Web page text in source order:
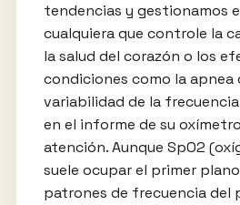
tendencias y gestionamos
cualquiera que controle la
la salud del corazón o los
condiciones como la apnea
variabilidad de la frecuencia
en el informe de su
atención. Aunque SpO2
suele ocupar el primer
patrones de frecuencia del